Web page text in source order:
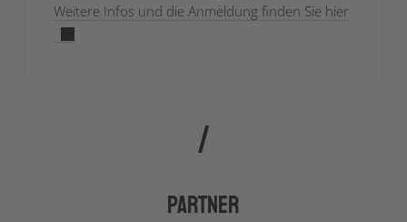
Weitere Infos und die Anmeldung finden Sie hier
Partner